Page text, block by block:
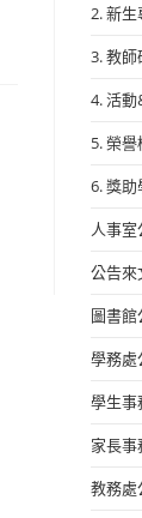
2. 新生
3. 教師
4. 活
5. 榮譽
6. 獎助
人事室
公告來
圖書館
學務處
學生事
家長事
教務處